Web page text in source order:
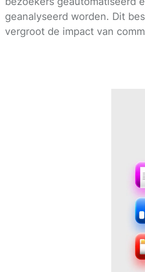
geanalyseerd worden. Dit
vergroot de impact van